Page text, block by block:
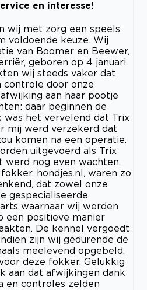
en interesse!
wij met zorg een speels
voldoende keuze. Wij
van Boomer en Beewer,
geboren op 4 januari
wij steeds vaker dat
controle door onze
aan haar pootje
daar beginnen de
was het vervelend dat Trix
mij werd verzekerd dat
komen na een operatie.
uitgevoerd als Trix
werd nog even wachten.
hondjes.nl, waren zo
dat zowel onze
gespecialiseerde
waarnaar wij werden
een positieve manier
De kennel vergoedt
zijn wij gedurende de
meelevend opgebeld.
deze fokker. Gelukkig
aan dat afwijkingen dank
en controles zelden